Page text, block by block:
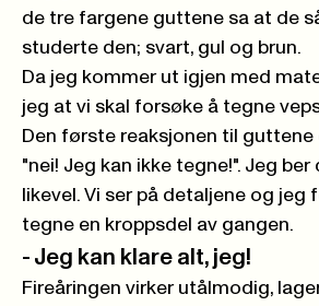
de tre fargene guttene sa at de
studerte den; svart, gul og brun.
Da jeg kommer ut igjen med
jeg at vi skal forsøke å tegne
Den første reaksjonen til guttene
"nei! Jeg kan ikke tegne!". Jeg ber
likevel. Vi ser på detaljene og jeg
tegne en kroppsdel av gangen.
- Jeg kan klare alt, jeg!
Fireåringen virker utålmodig,